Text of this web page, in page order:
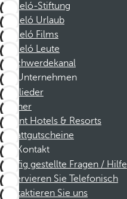
Barceló-Stiftung
Barceló Urlaub
Barceló Films
Barceló Leute
Beschwerdekanal
Unternehmen
Mitglieder
Partner
Dorint Hotels & Resorts
Rabattgutscheine
Kontakt
Häufig gestellte Fragen / Hilfe
Reservieren Sie Telefonisch
Kontaktieren Sie uns